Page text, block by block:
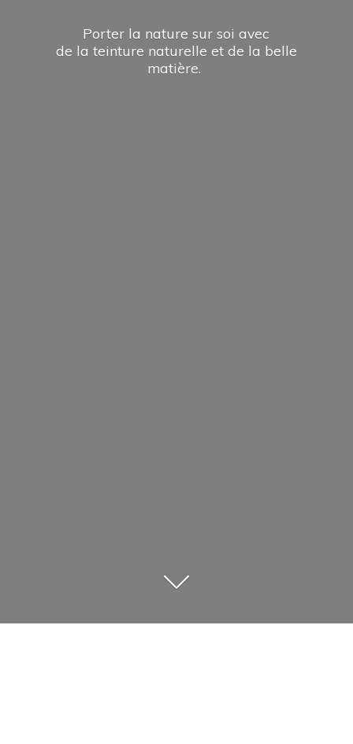
Porter la nature sur soi avec
de la teinture naturelle et de la belle
matière.